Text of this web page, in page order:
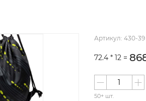
Артикул: 430-39
72.4 * 12 =
50+ шт.